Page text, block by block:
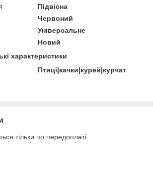
Підвісна
Червоний
Універсальне
Новий
характеристики
Птиці|качки|курей|курчат
тільки по передоплаті.